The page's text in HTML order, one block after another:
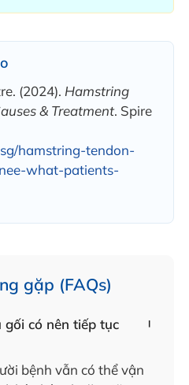
(2024). Hamstring
& Treatment. Spire
hamstring-tendon-
what-patients-
gặp (FAQs)
có nên tiếp tục
bệnh vẫn có thể vận